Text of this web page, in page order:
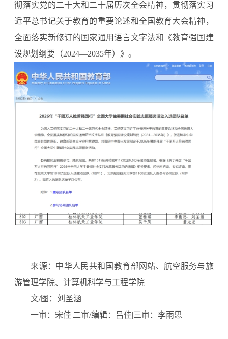
彻落实党的二十大和二十届历次全会精神，贯彻落实习
近平总书记关于教育的重要论述和全国教育大会精神，
全面落实新修订的国家通用语言文字法和《教育强国建
设规划纲要（2024—2035年）》。
来源：中华人民共和国教育部网站、航空服务与旅
游管理学院、计算机科学与工程学院
文/图：刘圣涵
一审：宋佳|二审/编辑：吕佳|三审：李雨思